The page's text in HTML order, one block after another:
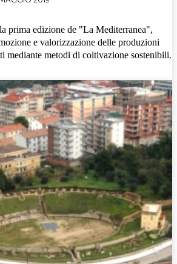
prima edizione de "La Mediterranea",
e valorizzazione delle produzioni
mediante metodi di coltivazione sostenibili.